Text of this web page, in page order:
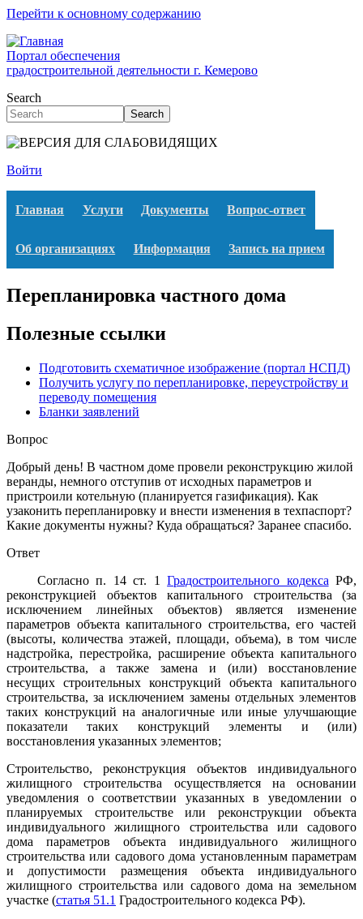
Перейти к основному содержанию
Портал обеспечения
градостроительной деятельности г. Кемерово
Search
Search
Войти
Главная Услуги Документы Вопрос-ответ
Об организациях Информация Запись на прием
Перепланировка частного дома
Полезные ссылки
Подготовить схематичное изображение (портал НСПД)
Получить услугу по перепланировке, переустройству и
переводу помещения
Бланки заявлений
Вопрос
Добрый день! В частном доме провели реконструкцию жилой
веранды, немного отступив от исходных параметров и
пристроили котельную (планируется газификация). Как
узаконить перепланировку и внести изменения в техпаспорт?
Какие документы нужны? Куда обращаться? Заранее спасибо.
Ответ
Согласно п. 14 ст. 1Градостроительного кодекса РФ,
реконструкцией объектов капитального строительства (за
исключением линейных объектов) является изменение
параметров объекта капитального строительства, его частей
(высоты, количества этажей, площади, объема), в том числе
надстройка, перестройка, расширение объекта капитального
строительства, а также замена и (или) восстановление
несущих строительных конструкций объекта капитального
строительства, за исключением замены отдельных элементов
таких конструкций на аналогичные или иные улучшающие
показатели таких конструкций элементы и (или)
восстановления указанных элементов;
Строительство, реконструкция объектов индивидуального
жилищного строительства осуществляется на основании
уведомления о соответствии указанных в уведомлении о
планируемых строительстве или реконструкции объекта
индивидуального жилищного строительства или садового
дома параметров объекта индивидуального жилищного
строительства или садового дома установленным параметрам
и допустимости размещения объекта индивидуального
жилищного строительства или садового дома на земельном
участке (статья 51.1 Градостроительного кодекса РФ).